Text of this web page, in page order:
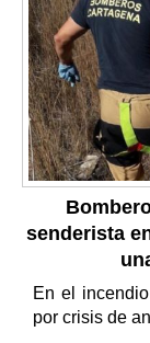
senderista
En el
por crisis de